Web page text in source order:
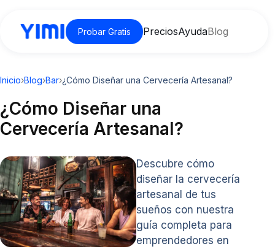
Probar Gratis PreciosAyudaBlog
Inicio›Blog›Bar›¿Cómo Diseñar una Cervecería Artesanal?
¿Cómo Diseñar una
Cervecería Artesanal?
Descubre cómo
diseñar la cervecería
artesanal de tus
sueños con nuestra
guía completa para
emprendedores en